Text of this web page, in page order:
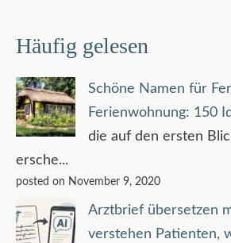
Häufig gelesen
Schöne Namen für
Ferienwohnung: 150
die auf den ersten
ersche...
posted on November 9, 2020
Arztbrief übersetzen
verstehen Patienten,